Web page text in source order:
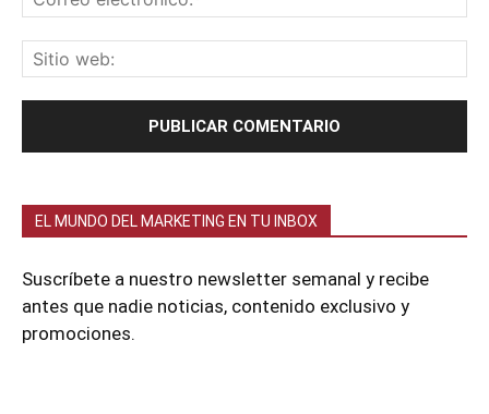
EL MUNDO DEL MARKETING EN TU INBOX
Suscríbete a nuestro newsletter semanal y recibe
antes que nadie noticias, contenido exclusivo y
promociones.